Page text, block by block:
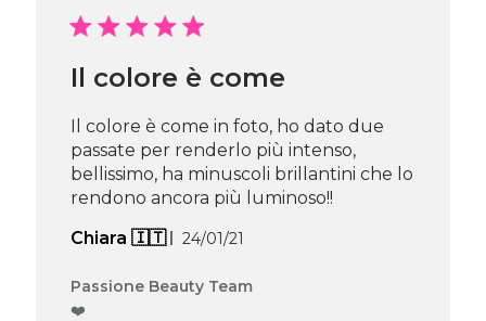
Team
Thu
Apr
16
2026
Il colore è come
Il colore è come in foto, ho dato due
passate per renderlo più intenso,
bellissimo, ha minuscoli brillantini che lo
rendono ancora più luminoso!!
Chiara 🇮🇹
Data
pubblicazione
24/01/21
Commenti
Passione Beauty Team
❤️